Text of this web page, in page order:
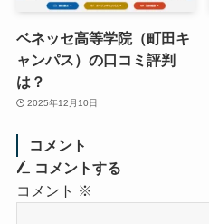
ベネッセ高等学院（町田キ
ャンパス）の口コミ評判
は？
2025年12月10日
コメント
コメントする
コメント ※